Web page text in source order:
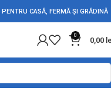
CASĂ, FERMĂ ȘI GRĂDINĂ
0
0,00
si truse